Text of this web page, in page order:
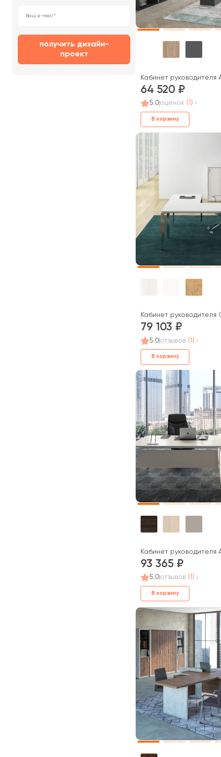
получить дизайн-
проект
Кабинет
64 520
5.0 оценок (1)
В корзину
Кабинет руководителя
79 103
5.0 отзывов (1)
В корзину
Кабинет руководителя
93 365
5.0 отзывов (1)
В корзину